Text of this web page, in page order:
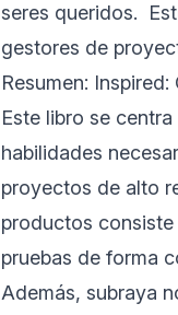
seres queridos.
gestores de
Resumen:
Este libro se
habilidades
proyectos de alto
productos
pruebas de forma
Además, subraya